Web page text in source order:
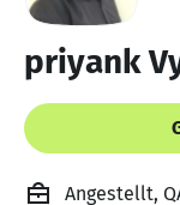
priyank
Angestellt,